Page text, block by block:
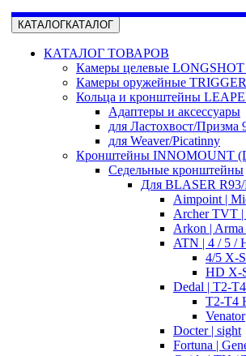
КАТАЛОГКАТАЛОГ
КАТАЛОГ ТОВАРОВ
Камеры целевые
Камеры оружейные
Кольца и кронштейны
Адаптеры и аксессуары
для Ластохвост/Призма
для Weaver/Picatinny
Кронштейны INNOMOUNT
Седельные кронштейны
Для BLASER
Aimpoint |
Archer TVT |
Arkon |
ATN | 4 / 5 /
4/5 X-
HD X-
Dedal | T2-
T2-T4
Venator
Docter | sight
Fortuna |